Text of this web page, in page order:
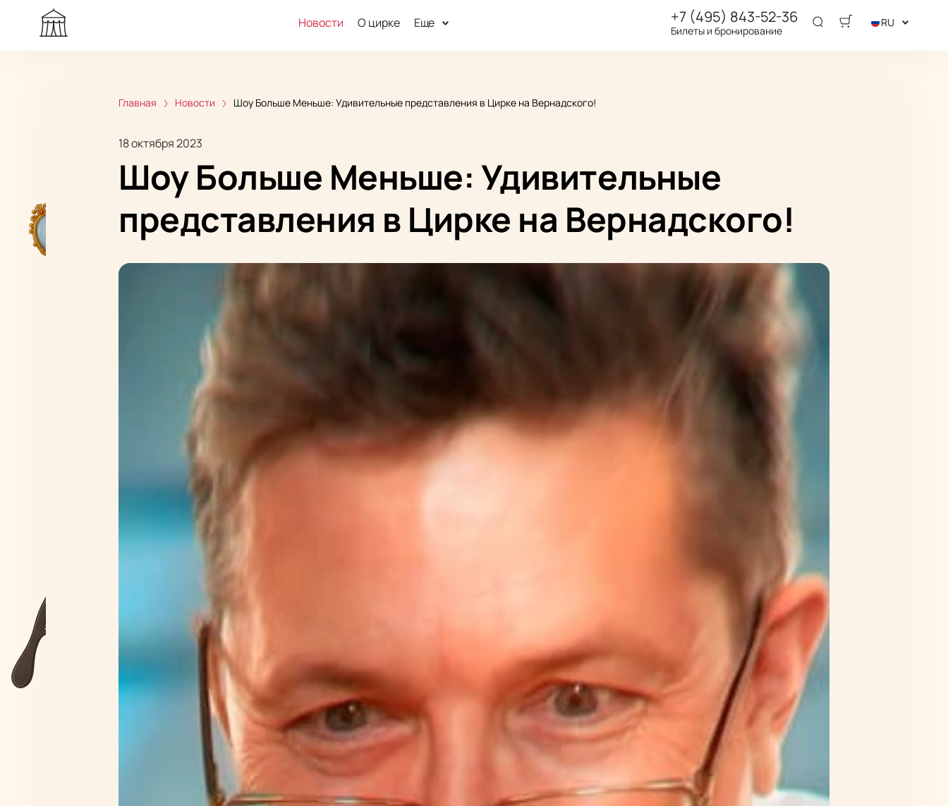
Новости О цирке Еще +7 (495) 843-52-36
Билеты и бронирование
RU
Главная Новости Шоу Больше Меньше: Удивительные представления в Цирке на Вернадского!
18 октября 2023
Шоу Больше Меньше: Удивительные
представления в Цирке на Вернадского!